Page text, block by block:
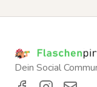
Dein Social